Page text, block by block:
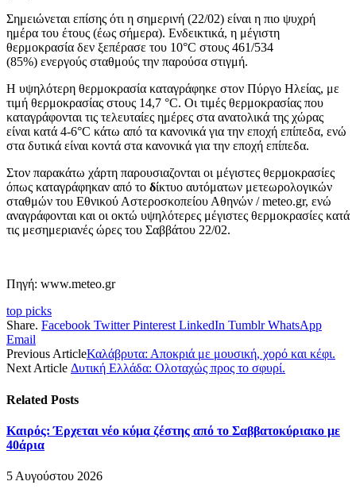
Σημειώνεται επίσης ότι η σημερινή (22/02) είναι η πιο ψυχρή
ημέρα του έτους (έως σήμερα). Ενδεικτικά, η μέγιστη
θερμοκρασία δεν ξεπέρασε του 10°C στους 461/534
(85%) ενεργούς σταθμούς την παρούσα στιγμή.
Η υψηλότερη θερμοκρασία καταγράφηκε στον Πύργο Ηλείας, με
τιμή θερμοκρασίας στους 14,7 °C. Οι τιμές θερμοκρασίας που
καταγράφονται τις τελευταίες ημέρες στα ανατολικά της χώρας
είναι κατά 4-6°C κάτω από τα κανονικά για την εποχή επίπεδα, ενώ
στα δυτικά είναι κοντά στα κανονικά για την εποχή επίπεδα.
Στον παρακάτω χάρτη παρουσιαζονται οι μέγιστες θερμοκρασίες
όπως καταγράφηκαν από το δίκτυο αυτόματων μετεωρολογικών
σταθμών του Εθνικού Αστεροσκοπείου Αθηνών / meteo.gr, ενώ
αναγράφονται και οι οκτώ υψηλότερες μέγιστες θερμοκρασίες κατά
τις μεσημεριανές ώρες του Σαββάτου 22/02.
Πηγή: www.meteo.gr
top picks
Share. Facebook Twitter Pinterest LinkedIn Tumblr WhatsApp
Email
Previous ArticleΚαλάβρυτα: Αποκριά με μουσική, χορό και κέφι.
Next Article Δυτική Ελλάδα: Ολοταχώς προς το σφυρί.
Related Posts
Καιρός: Έρχεται νέο κύμα ζέστης από το Σαββατοκύριακο με
40άρια
5 Αυγούστου 2026